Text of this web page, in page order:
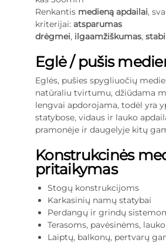
Renkantis medieną apdailai,
kriterijai: atsparumas
drėgmei, ilgaamžiškumas,
Eglė / pušis
Eglės, pušies spygliuočių
natūraliu tvirtumu, džiūdama
lengvai apdorojama, todėl yra
statybose, vidaus ir lauko
pramonėje ir daugelyje kitų
Konstrukcinės
pritaikymas
Stogų konstrukcijoms
Karkasinių namų statybai
Perdangų ir grindų
Terasoms, pavėsinėms,
Laiptų, balkonų, pertvarų